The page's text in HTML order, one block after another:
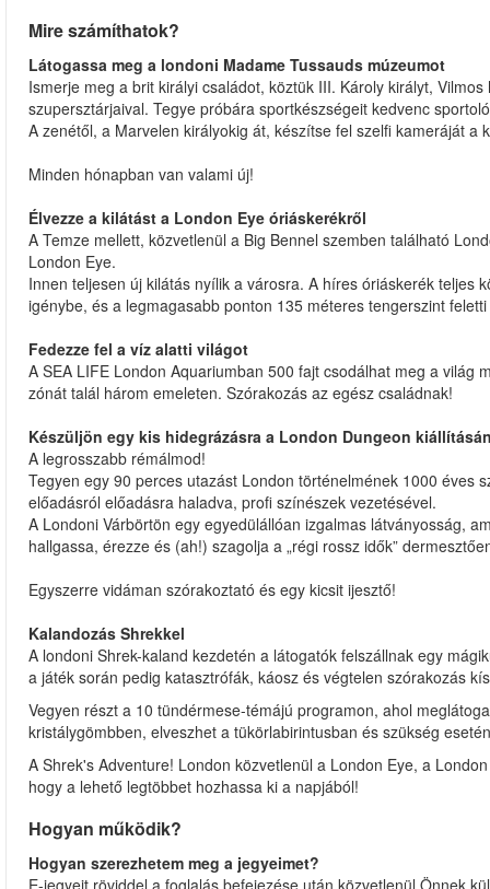
Mire számíthatok?
Látogassa meg a londoni Madame Tussauds múzeumot
Ismerje meg a brit királyi családot, köztük III. Károly királyt,
szupersztárjaival. Tegye próbára sportkészségeit kedvenc
A zenétől, a Marvelen királyokig át, készítse fel szelfi kameráját a
Minden hónapban van valami új!
Élvezze a kilátást a London Eye óriáskerékről
A Temze mellett, közvetlenül a Big Bennel szemben található
London Eye.
Innen teljesen új kilátás nyílik a városra. A híres óriáskerék teljes
igénybe, és a legmagasabb ponton 135 méteres tengerszint
Fedezze fel a víz alatti világot
A SEA LIFE London Aquariumban 500 fajt csodálhat meg a
zónát talál három emeleten. Szórakozás az egész családnak!
Készüljön egy kis hidegrázásra a London Dungeon
A legrosszabb rémálmod!
Tegyen egy 90 perces utazást London történelmének 1000 éves
előadásról előadásra haladva, profi színészek vezetésével.
A Londoni Várbörtön egy egyedülállóan izgalmas látványosság,
hallgassa, érezze és (ah!) szagolja a „régi rossz idők”
Egyszerre vidáman szórakoztató és egy kicsit ijesztő!
Kalandozás Shrekkel
A londoni Shrek-kaland kezdetén a látogatók felszállnak egy
a játék során pedig katasztrófák, káosz és végtelen szórakozás
Vegyen részt a 10 tündérmese-témájú programon, ahol
kristálygömbben, elveszhet a tükörlabirintusban és szükség
A Shrek's Adventure! London közvetlenül a London Eye, a
hogy a lehető legtöbbet hozhassa ki a napjából!
Hogyan működik?
Hogyan szerezhetem meg a jegyeimet?
E-jegyeit röviddel a foglalás befejezése után közvetlenül Önnek